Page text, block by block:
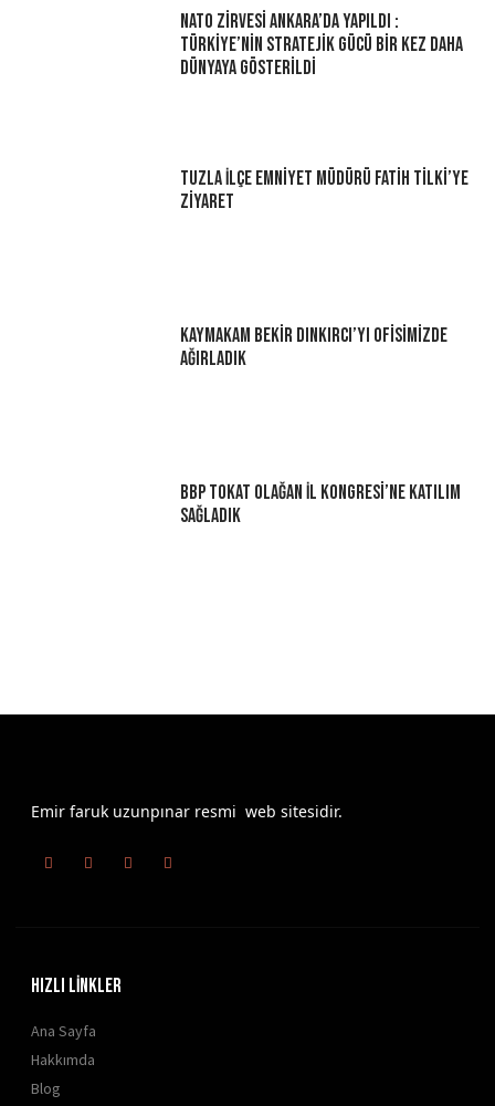
NATO Zirvesi Ankara’da Yapıldı :
Türkiye’nin Stratejik Gücü Bir Kez Daha
Dünyaya Gösterildi
Tuzla İlçe Emniyet Müdürü Fatih Tilki’ye
Ziyaret
Kaymakam Bekir Dınkırcı’yı Ofisimizde
Ağırladık
BBP Tokat Olağan İl Kongresi’ne Katılım
Sağladık
Emir faruk uzunpınar resmi web sitesidir.
HIZLI LİNKLER
Ana Sayfa
Hakkımda
Blog